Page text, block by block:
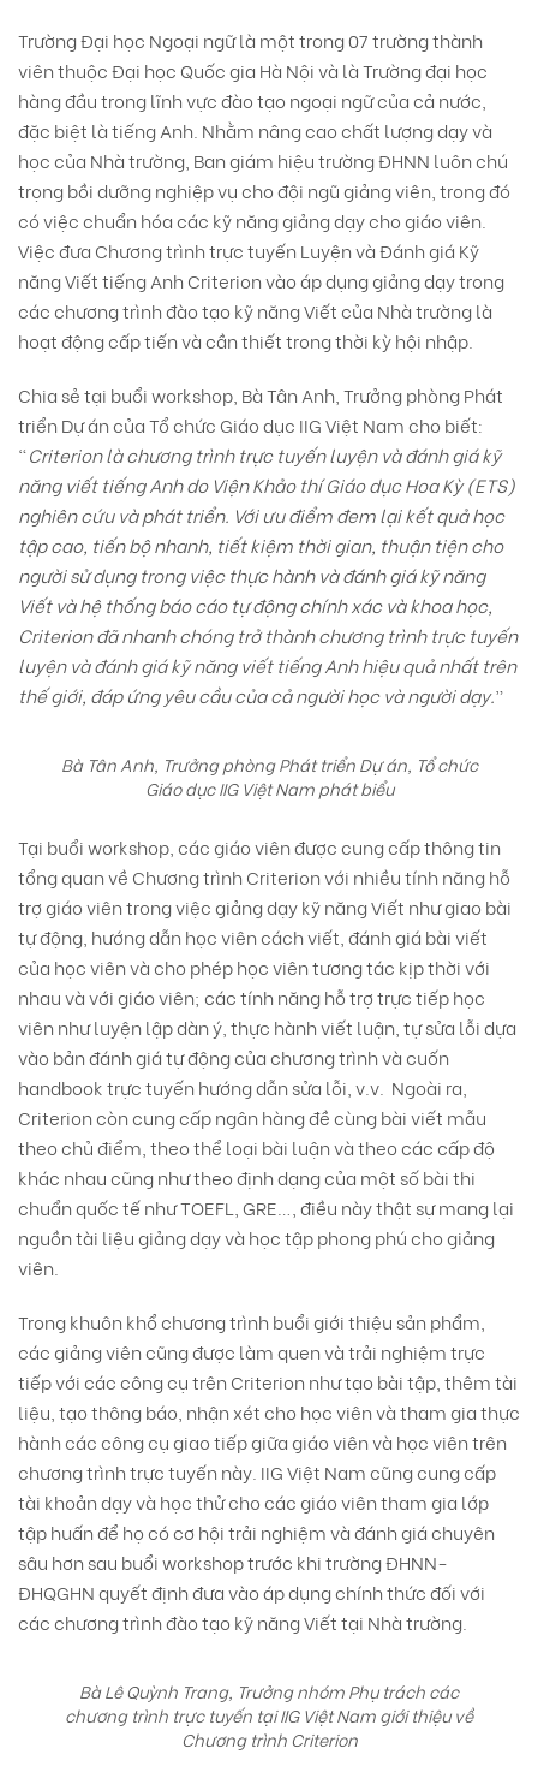
Trường Đại học Ngoại ngữ là một trong 07 trường thành
viên thuộc Đại học Quốc gia Hà Nội và là Trường đại học
hàng đầu trong lĩnh vực đào tạo ngoại ngữ của cả nước,
đặc biệt là tiếng Anh. Nhằm nâng cao chất lượng dạy và
học của Nhà trường, Ban giám hiệu trường ĐHNN luôn chú
trọng bồi dưỡng nghiệp vụ cho đội ngũ giảng viên, trong đó
có việc chuẩn hóa các kỹ năng giảng dạy cho giáo viên.
Việc đưa Chương trình trực tuyến Luyện và Đánh giá Kỹ
năng Viết tiếng Anh Criterion vào áp dụng giảng dạy trong
các chương trình đào tạo kỹ năng Viết của Nhà trường là
hoạt động cấp tiến và cần thiết trong thời kỳ hội nhập.
Chia sẻ tại buổi workshop, Bà Tân Anh, Trưởng phòng Phát
triển Dự án của Tổ chức Giáo dục IIG Việt Nam cho biết:
“Criterion là chương trình trực tuyến luyện và đánh giá kỹ
năng viết tiếng Anh do Viện Khảo thí Giáo dục Hoa Kỳ (ETS)
nghiên cứu và phát triển. Với ưu điểm đem lại kết quả học
tập cao, tiến bộ nhanh, tiết kiệm thời gian, thuận tiện cho
người sử dụng trong việc thực hành và đánh giá kỹ năng
Viết và hệ thống báo cáo tự động chính xác và khoa học,
Criterion đã nhanh chóng trở thành chương trình trực tuyến
luyện và đánh giá kỹ năng viết tiếng Anh hiệu quả nhất trên
thế giới, đáp ứng yêu cầu của cả người học và người dạy.”
Bà Tân Anh, Trưởng phòng Phát triển Dự án, Tổ chức
Giáo dục IIG Việt Nam phát biểu
Tại buổi workshop, các giáo viên được cung cấp thông tin
tổng quan về Chương trình Criterion với nhiều tính năng hỗ
trợ giáo viên trong việc giảng dạy kỹ năng Viết như giao bài
tự động, hướng dẫn học viên cách viết, đánh giá bài viết
của học viên và cho phép học viên tương tác kịp thời với
nhau và với giáo viên; các tính năng hỗ trợ trực tiếp học
viên như luyện lập dàn ý, thực hành viết luận, tự sửa lỗi dựa
vào bản đánh giá tự động của chương trình và cuốn
handbook trực tuyến hướng dẫn sửa lỗi, v.v. Ngoài ra,
Criterion còn cung cấp ngân hàng đề cùng bài viết mẫu
theo chủ điểm, theo thể loại bài luận và theo các cấp độ
khác nhau cũng như theo định dạng của một số bài thi
chuẩn quốc tế như TOEFL, GRE…, điều này thật sự mang lại
nguồn tài liệu giảng dạy và học tập phong phú cho giảng
viên.
Trong khuôn khổ chương trình buổi giới thiệu sản phẩm,
các giảng viên cũng được làm quen và trải nghiệm trực
tiếp với các công cụ trên Criterion như tạo bài tập, thêm tài
liệu, tạo thông báo, nhận xét cho học viên và tham gia thực
hành các công cụ giao tiếp giữa giáo viên và học viên trên
chương trình trực tuyến này. IIG Việt Nam cũng cung cấp
tài khoản dạy và học thử cho các giáo viên tham gia lớp
tập huấn để họ có cơ hội trải nghiệm và đánh giá chuyên
sâu hơn sau buổi workshop trước khi trường ĐHNN-
ĐHQGHN quyết định đưa vào áp dụng chính thức đối với
các chương trình đào tạo kỹ năng Viết tại Nhà trường.
Bà Lê Quỳnh Trang, Trưởng nhóm Phụ trách các
chương trình trực tuyến tại IIG Việt Nam giới thiệu về
Chương trình Criterion